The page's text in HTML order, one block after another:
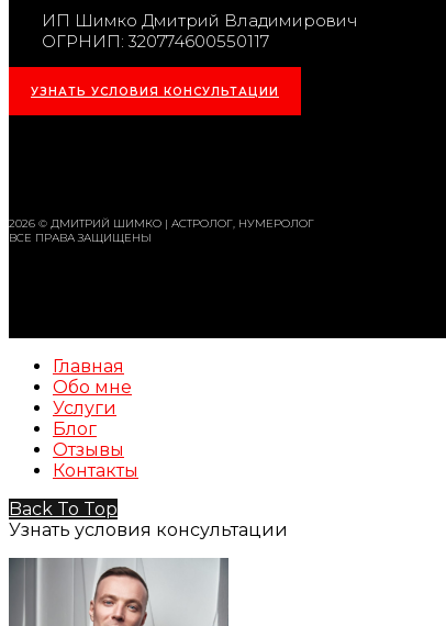
ИП Шимко Дмитрий Владимирович
ОГРНИП: 320774600550117
УЗНАТЬ УСЛОВИЯ КОНСУЛЬТАЦИИ
2026 © ДМИТРИЙ ШИМКО | АСТРОЛОГ, НУМЕРОЛОГ
ВСЕ ПРАВА ЗАЩИЩЕНЫ
Главная
Обо мне
Услуги
Блог
Отзывы
Контакты
Back To Top
Узнать условия консультации